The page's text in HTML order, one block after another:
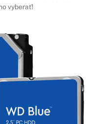
vyberať!